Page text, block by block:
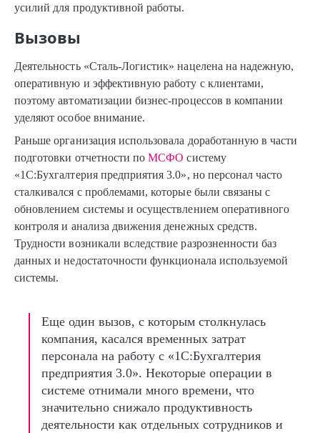
усилий для продуктивной работы.
Вызовы
Деятельность «Сталь-Логистик» нацелена на надежную,
оперативную и эффективную работу с клиентами,
поэтому автоматизации бизнес-процессов в компании
уделяют особое внимание.
Раньше организация использовала доработанную в части
подготовки отчетности поМСФО систему
«1С:Бухгалтерия предприятия 3.0», но персонал часто
сталкивался с проблемами, которые были связаны с
обновлением системы и осуществлением оперативного
контроля и анализа движения денежных средств.
Трудности возникали вследствие разрозненности баз
данных и недостаточности функционала используемой
системы.
Еще один вызов, с которым столкнулась
компания, касался временных затрат
персонала на работу с «1С:Бухгалтерия
предприятия 3.0». Некоторые операции в
системе отнимали много времени, что
значительно снижало продуктивность
деятельности как отдельных сотрудников и